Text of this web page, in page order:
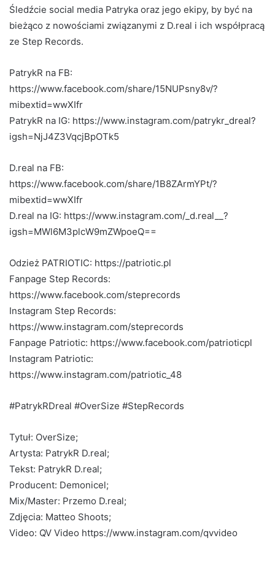
Śledźcie social media Patryka oraz jego ekipy, by być na
bieżąco z nowościami związanymi z D.real i ich współpracą
ze Step Records.
PatrykR na FB:
https://www.facebook.com/share/15NUPsny8v/?
mibextid=wwXIfr
PatrykR na IG: https://www.instagram.com/patrykr_dreal?
igsh=NjJ4Z3VqcjBpOTk5
D.real na FB:
https://www.facebook.com/share/1B8ZArmYPt/?
mibextid=wwXIfr
D.real na IG: https://www.instagram.com/_d.real__?
igsh=MWl6M3plcW9mZWpoeQ==
Odzież PATRIOTIC: https://patriotic.pl
Fanpage Step Records:
https://www.facebook.com/steprecords
Instagram Step Records:
https://www.instagram.com/steprecords
Fanpage Patriotic: https://www.facebook.com/patrioticpl
Instagram Patriotic:
https://www.instagram.com/patriotic_48
#PatrykRDreal #OverSize #StepRecords
Tytuł: OverSize;
Artysta: PatrykR D.real;
Tekst: PatrykR D.real;
Producent: Demonicel;
Mix/Master: Przemo D.real;
Zdjęcia: Matteo Shoots;
Video: QV Video https://www.instagram.com/qvvideo